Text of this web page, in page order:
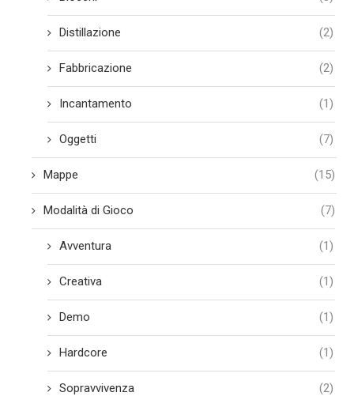
Distillazione (2)
Fabbricazione (2)
Incantamento (1)
Oggetti (7)
Mappe (15)
Modalità di Gioco (7)
Avventura (1)
Creativa (1)
Demo (1)
Hardcore (1)
Sopravvivenza (2)